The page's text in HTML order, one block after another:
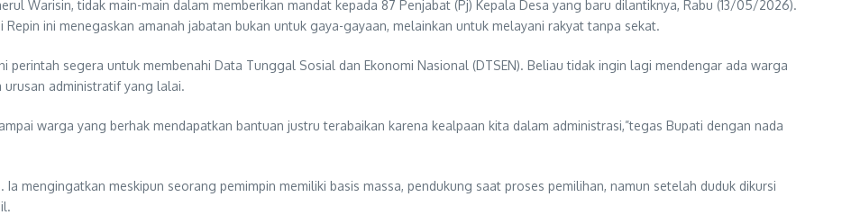
Warisin, tidak main-main dalam memberikan mandat kepada 87 Penjabat (Pj) Kepala Desa yang baru dilantiknya, Rabu (13/05/2026).
ini menegaskan amanah jabatan bukan untuk gaya-gayaan, melainkan untuk melayani rakyat tanpa sekat.
perintah segera untuk membenahi Data Tunggal Sosial dan Ekonomi Nasional (DTSEN). Beliau tidak ingin lagi mendengar ada warga
administratif yang lalai.
warga yang berhak mendapatkan bantuan justru terabaikan karena kealpaan kita dalam administrasi,”tegas Bupati dengan nada
mengingatkan meskipun seorang pemimpin memiliki basis massa, pendukung saat proses pemilihan, namun setelah duduk dikursi